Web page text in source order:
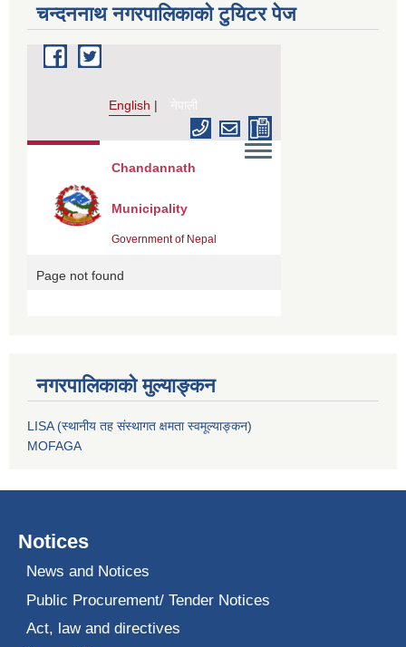
चन्दननाथ नगरपालिकाको टुयिटर पेज
नगरपालिकाको मुल्याङ्कन
LISA (स्थानीय तह संस्थागत क्षमता स्वमूल्याङ्कन)
MOFAGA
Notices
News and Notices
Public Procurement/ Tender Notices
Act, law and directives